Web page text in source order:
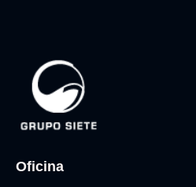
Oficina